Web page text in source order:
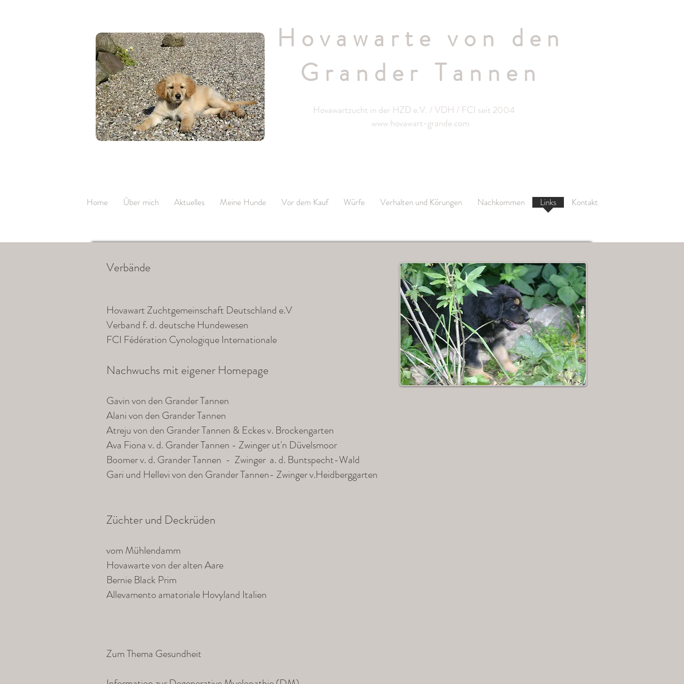
Hovawarte von den
Grander Tannen
Hovawartzucht in der HZD e.V. / VDH / FCI seit 2004
www.hovawart-grande.com
Home Über mich Aktuelles Meine Hunde Vor dem Kauf Würfe Verhalten und Körungen Nachkommen Links Kontakt
Verbände
Hovawart Zuchtgemeinschaft Deutschland e.V
Verband f. d. deutsche Hundewesen
FCI Fédération Cynologique Internationale
Nachwuchs mit eigener Homepage
Gavin von den Grander Tannen
Alani von den Grander Tannen
Atreju von den Grander Tannen & Eckes v. Brockengarten
Ava Fiona v. d. Grander Tannen - Zwinger ut'n Düvelsmoor
Boomer v. d. Grander Tannen - Zwinger a. d. Buntspecht-Wald
Gari und Hellevi von den Grander Tannen- Zwinger v.Heidberggarten
Züchter und Deckrüden
vom Mühlendamm
Hovawarte von der alten Aare
Bernie Black Prim
Allevamento amatoriale Hovyland Italien
Zum Thema Gesundheit